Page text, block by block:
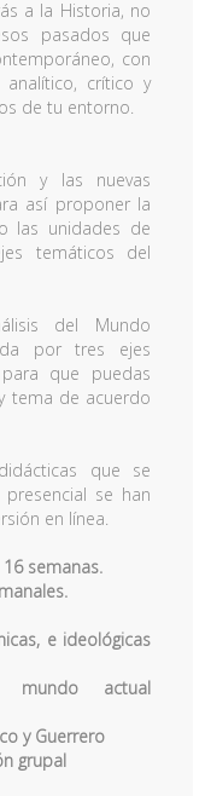
a la Historia, no
pasados que
con
crítico y
de tu entorno.
y las nuevas
así proponer la
las unidades de
temáticos del
del Mundo
por tres ejes
que puedas
tema de acuerdo
que se
se han
en línea.
semanas.
e ideológicas
mundo actual
y Guerrero
grupal